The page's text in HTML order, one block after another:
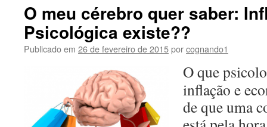
O meu cérebro quer saber:
Psicológica existe??
Publicado em 26 de fevereiro de 2015porcognando1
O que
inflação e
de que uma